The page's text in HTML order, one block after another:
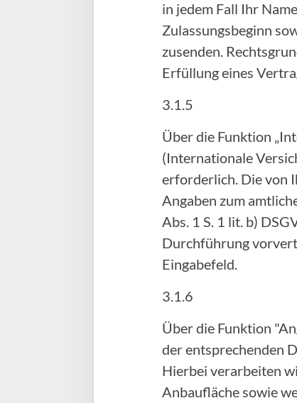
in jedem Fall Ihr
Zulassungsbeginn
zusenden.
Erfüllung eines
3.1.5
Über die Funktion
(Internationale
erforderlich. Die von
Angaben zum
Abs. 1 S. 1 lit. b)
Durchführung
Eingabefeld.
3.1.6
Über die Funktion
der entsprechenden
Hierbei verarbeiten
Anbaufläche sowie